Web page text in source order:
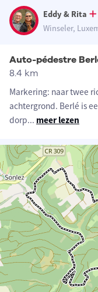
Eddy & Rita
Winseler,
Auto-pédestre
8.4 km
Markering: naar twee
achtergrond. Berlé is
dorp... meer lezen